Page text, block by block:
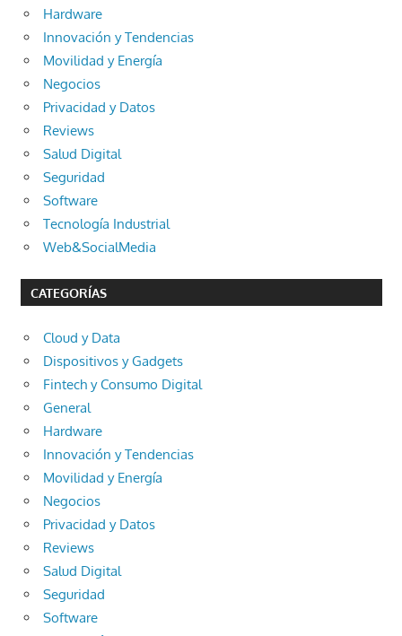
Hardware
Innovación y Tendencias
Movilidad y Energía
Negocios
Privacidad y Datos
Reviews
Salud Digital
Seguridad
Software
Tecnología Industrial
Web&SocialMedia
CATEGORÍAS
Cloud y Data
Dispositivos y Gadgets
Fintech y Consumo Digital
General
Hardware
Innovación y Tendencias
Movilidad y Energía
Negocios
Privacidad y Datos
Reviews
Salud Digital
Seguridad
Software